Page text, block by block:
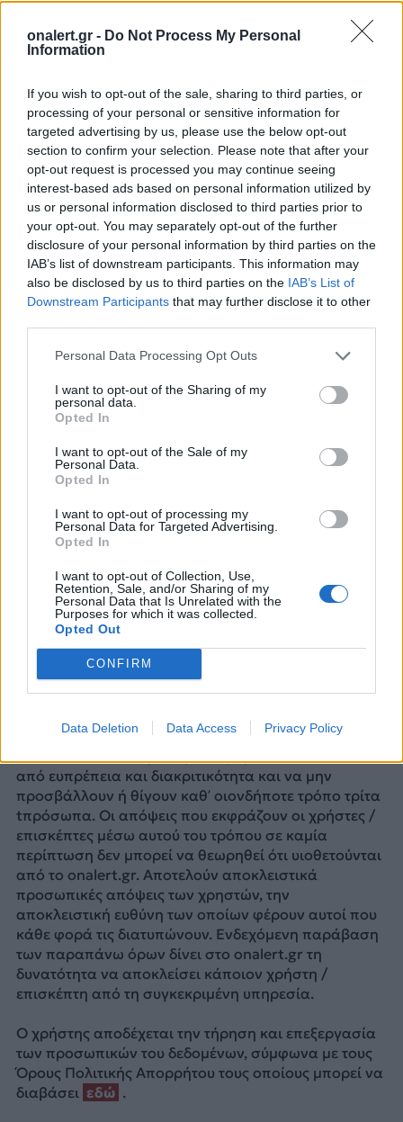
onalert.gr - Do Not Process My Personal
Information
If you wish to opt-out of the sale, sharing to third parties, or
processing of your personal or sensitive information for
targeted advertising by us, please use the below opt-out
section to confirm your selection. Please note that after your
opt-out request is processed you may continue seeing
interest-based ads based on personal information utilized by
us or personal information disclosed to third parties prior to
your opt-out. You may separately opt-out of the further
disclosure of your personal information by third parties on the
IAB’s list of downstream participants. This information may
also be disclosed by us to third parties on the IAB’s List of
Downstream Participants that may further disclose it to other
Personal Data Processing Opt Outs
I want to opt-out of the Sharing of my
personal data.
Opted In
I want to opt-out of the Sale of my
Personal Data.
Opted In
I want to opt-out of processing my
Personal Data for Targeted Advertising.
Opted In
I want to opt-out of Collection, Use,
Retention, Sale, and/or Sharing of my
Personal Data that Is Unrelated with the
Purposes for which it was collected.
Opted Out
CONFIRM
Data Deletion Data Access Privacy Policy
ιδιοκτησίας. Τα λοιπά προϊόντα ή υπηρεσίες που
αναφέρονται στις ηλεκτρονικές σελίδες του
φορέων, ενώσεων ή εκδόσεων, αποτελούν δική τους
πνευματική και βιομηχανική ιδιοκτησία και συνεπώς
οι φορείς αυτοί φέρουν τη σχετική ευθύνη. Ο
χρήστης κατανοεί και αποδέχεται ότι δεν του
παρέχεται το δικαίωμα να αναπαράγει, αντιγράφει,
πωλεί, μεταπωλεί ή/και εκμεταλλεύεται εμπορικά με
οποιονδήποτε τρόπο σύνολο ή μέρος του
περιεχομένου του onalert.gr.
Έργα πνευματικής ιδιοκτησίας τρίτων που τυχόν
συγκαταλέγονται στο www. onalert.gr έχουν τεθεί
για λόγους ενημέρωσης. Εφόσον ζητηθεί από τους
οφείλει αφενός μεν να συμμορφώνεται με τους
και Διεθνούς Δικαίου και τη σχετική νομοθεσία που
διέπει τις τηλεπικοινωνίες, αφετέρου δε να απέχει
περιεχομένου και των υπηρεσιών του Δικτυακού μας
τόπου. Επίσης, οφείλει να συμπεριφέρεται κόσμια
χρήσης του Δικτυακού μας τόπου, ενώ απαγορεύεται
ρητά η υιοθέτηση πρακτικών αθέμιτου
Συμπεριφοράς Χρηστών INTERNET. Οιαδήποτε ζημία
προκληθεί στο Δικτυακό μας τόπο ή στο Διαδίκτυο
γενικότερα απορρέουσα από την κακή ή αθέμιτη
χρήση των σχετικών υπηρεσιών από τον χρήστη /
επισκέπτη ανάγεται στη σφαίρα της αποκλειστικής
του ευθύνης.
Στο site μας είναι δυνατή η διενέργεια συνομιλιών
υπαγορεύει ο Κώδικας Συμπεριφοράς Χρηστών
από ευπρέπεια και διακριτικότητα και να μην
προσβάλλουν ή θίγουν καθ’ οιονδήποτε τρόπο τρίτα
tπρόσωπα. Οι απόψεις που εκφράζουν οι χρήστες /
επισκέπτες μέσω αυτού του τρόπου σε καμία
περίπτωση δεν μπορεί να θεωρηθεί ότι υιοθετούνται
από το onalert.gr. Αποτελούν αποκλειστικά
προσωπικές απόψεις των χρηστών, την
αποκλειστική ευθύνη των οποίων φέρουν αυτοί που
κάθε φορά τις διατυπώνουν. Ενδεχόμενη παράβαση
των παραπάνω όρων δίνει στο onalert.gr τη
δυνατότητα να αποκλείσει κάποιον χρήστη /
επισκέπτη από τη συγκεκριμένη υπηρεσία.
Ο χρήστης αποδέχεται την τήρηση και επεξεργασία
των προσωπικών του δεδομένων, σύμφωνα με τους
Όρους Πολιτικής Απορρήτου τους οποίους μπορεί να
διαβάσει εδώ .